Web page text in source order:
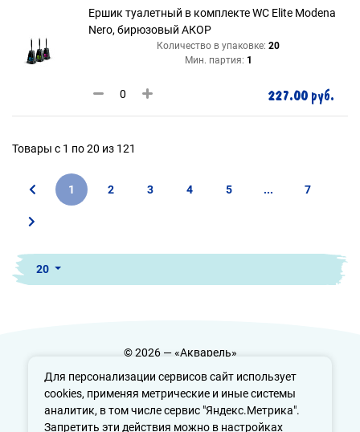
Для персонализации сервисов сайт использует
cookies, применяя метрические и иные системы
аналитик, в том числе сервис "Яндекс.Метрика".
Запретить эти действия можно в настройках
Ершик туалетный в комплекте WC Elite Modena
Nero, бирюзовый АКОР
Количество в упаковке: 20
Мин. партия: 1
227.00 руб.
Товары с 1 по 20 из 121
1 2 3 4 5 ... 7
20
© 2026 — «Акварель»
Политика конфиденциальности